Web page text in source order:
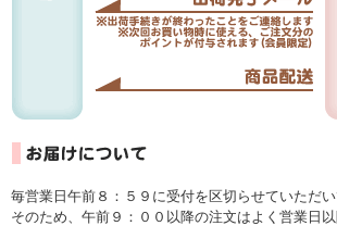
毎営業日午前８：５９に受付を区切らせていただい
そのため、午前９：００以降の注文はよく営業日